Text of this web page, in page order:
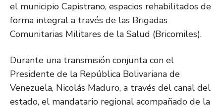
el municipio Capistrano, espacios rehabilitados de
forma integral a través de las Brigadas
Comunitarias Militares de la Salud (Bricomiles).
Durante una transmisión conjunta con el
Presidente de la República Bolivariana de
Venezuela, Nicolás Maduro, a través del canal del
estado, el mandatario regional acompañado de la